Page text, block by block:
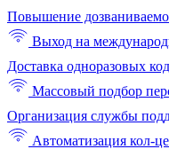
Повышение
Выход на
Доставка одноразовых
Массовый подбор
Организация службы
Автоматизация кол-